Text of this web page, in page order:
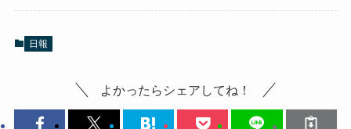
日報
よかったらシェアしてね！